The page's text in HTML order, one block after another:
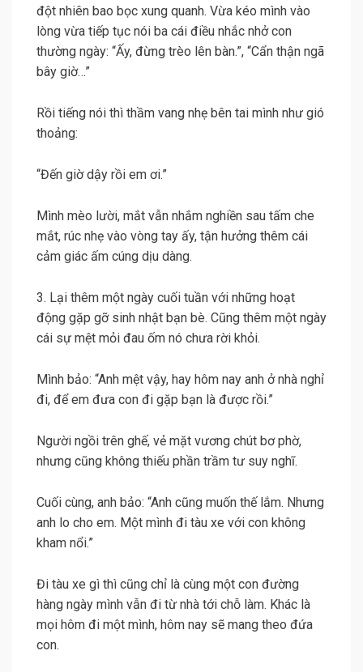
đột nhiên bao bọc xung quanh. Vừa kéo mình vào
lòng vừa tiếp tục nói ba cái điều nhắc nhở con
thường ngày: “Ấy, đừng trèo lên bàn.”, “Cẩn thận ngã
bây giờ…”
Rồi tiếng nói thì thầm vang nhẹ bên tai mình như gió
thoảng:
“Đến giờ dậy rồi em ơi.”
Mình mèo lười, mắt vẫn nhắm nghiền sau tấm che
mắt, rúc nhẹ vào vòng tay ấy, tận hưởng thêm cái
cảm giác ấm cúng dịu dàng.
3. Lại thêm một ngày cuối tuần với những hoạt
động gặp gỡ sinh nhật bạn bè. Cũng thêm một ngày
cái sự mệt mỏi đau ốm nó chưa rời khỏi.
Mình bảo: “Anh mệt vậy, hay hôm nay anh ở nhà nghỉ
đi, để em đưa con đi gặp bạn là được rồi.”
Người ngồi trên ghế, vẻ mặt vương chút bơ phờ,
nhưng cũng không thiếu phần trầm tư suy nghĩ.
Cuối cùng, anh bảo: “Anh cũng muốn thế lắm. Nhưng
anh lo cho em. Một mình đi tàu xe với con không
kham nổi.”
Đi tàu xe gì thì cũng chỉ là cùng một con đường
hàng ngày mình vẫn đi từ nhà tới chỗ làm. Khác là
mọi hôm đi một mình, hôm nay sẽ mang theo đứa
con.